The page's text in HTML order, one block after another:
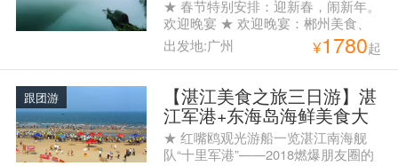
人5斤装正宗赣南脐橙
天山、赏冰雪樱花
★ 春节特别安排：迎新春，闹新年。
欢迎晚宴 ★ 欢迎晚宴：郴州美食、
一网打尽 ★ 抽奖活动：金猪、银元
宝等你来拿，共赏欢乐晚会，同尝团
圆之宴。 ★ 首创“画中游”游览方式
—-徒步醉美小东江景区，颁发【徒步
证书】。
出发地:广州 ¥1780起
跟团游 【湛江美食之旅三日游】湛
江军港+东海岛海鲜美食大
巴三日游
★ 红嘴鸥观光游船一览湛江南海舰
队“十里军港”——2018燃爆朋友圈的